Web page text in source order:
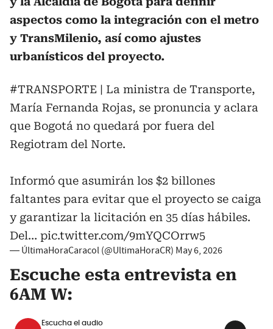
aspectos como la integración con el metro
y TransMilenio, así como ajustes
urbanísticos del proyecto.
#TRANSPORTE | La ministra de Transporte,
María Fernanda Rojas, se pronuncia y aclara
que Bogotá no quedará por fuera del
Regiotram del Norte.
Informó que asumirán los $2 billones
faltantes para evitar que el proyecto se caiga
y garantizar la licitación en 35 días hábiles.
Del… pic.twitter.com/9mYQCOrrw5
— ÚltimaHoraCaracol (@UltimaHoraCR) May 6, 2026
Escuche esta entrevista en
6AM W:
Escucha el audio